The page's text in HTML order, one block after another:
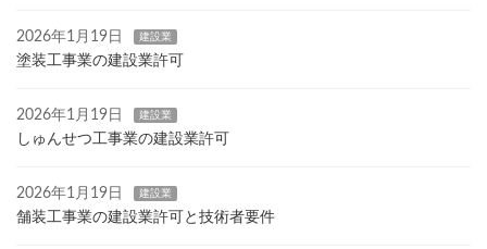
2026年1月19日 建設業
塗装工事業の建設業許可
2026年1月19日 建設業
しゅんせつ工事業の建設業許可
2026年1月19日 建設業
舗装工事業の建設業許可と技術者要件